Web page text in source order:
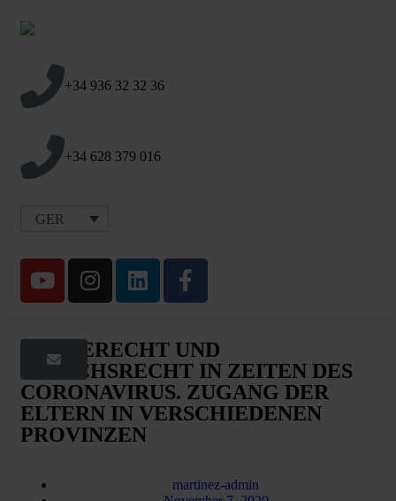
+34 936 32 32 36
+34 628 379 016
GER
SORGERECHT UND
BESUCHSRECHT IN ZEITEN DES
CORONAVIRUS. ZUGANG DER
ELTERN IN VERSCHIEDENEN
PROVINZEN
martinez-admin